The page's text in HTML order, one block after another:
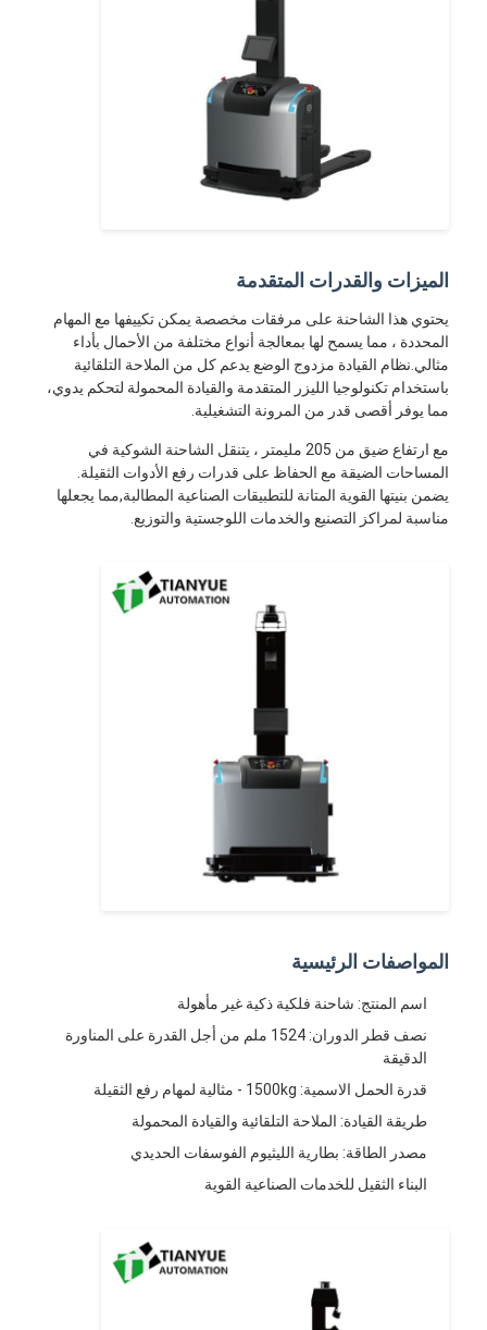
ضبط الجودة
اتصل بنا
أخبار
جميع القضايا
مدونات
المركبة ذاتية التوجيه
الميزات والقدرات المتقدمة
يحتوي هذا الشاحنة على مرفقات مخصصة يمكن تكييفها مع المهام
المحددة ، مما يسمح لها بمعالجة أنواع مختلفة من الأحمال بأداء
مثالي.نظام القيادة مزدوج الوضع يدعم كل من الملاحة التلقائية
باستخدام تكنولوجيا الليزر المتقدمة والقيادة المحمولة لتحكم يدوي،
مما يوفر أقصى قدر من المرونة التشغيلية.
مع ارتفاع ضيق من 205 مليمتر ، يتنقل الشاحنة الشوكية في
المساحات الضيقة مع الحفاظ على قدرات رفع الأدوات الثقيلة.
يضمن بنيتها القوية المتانة للتطبيقات الصناعية المطالبة,مما يجعلها
مناسبة لمراكز التصنيع والخدمات اللوجستية والتوزيع.
المواصفات الرئيسية
اسم المنتج: شاحنة فلكية ذكية غير مأهولة
نصف قطر الدوران: 1524 ملم من أجل القدرة على المناورة
الدقيقة
قدرة الحمل الاسمية: 1500kg - مثالية لمهام رفع الثقيلة
طريقة القيادة: الملاحة التلقائية والقيادة المحمولة
مصدر الطاقة: بطارية الليثيوم الفوسفات الحديدي
البناء الثقيل للخدمات الصناعية القوية